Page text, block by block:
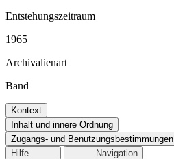
Entstehungszeitraum
1965
Archivalienart
Band
Kontext
Inhalt und innere Ordnung
Zugangs- und Benutzungsbestimmungen
Hilfe
Navigation